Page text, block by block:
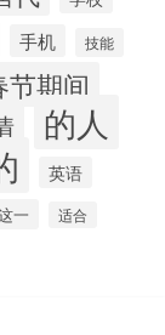
手机 技能
节期间
的人
英语
一 适合